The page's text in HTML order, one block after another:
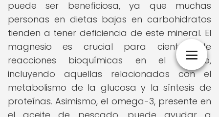
puede ser beneficiosa, ya que muchas
personas en dietas bajas en carbohidratos
tienden a tener deficiencia de este mineral. El
magnesio es crucial para cientos de
reacciones bioquímicas en el cuerpo,
incluyendo aquellas relacionadas con el
metabolismo de la glucosa y la síntesis de
proteínas. Asimismo, el omega-3, presente en